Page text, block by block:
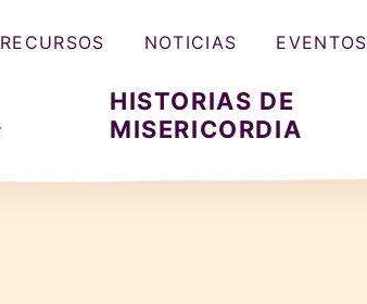
HISTORIAS DE
MISERICORDIA
RECURSOS NOTICIAS EVENTOS